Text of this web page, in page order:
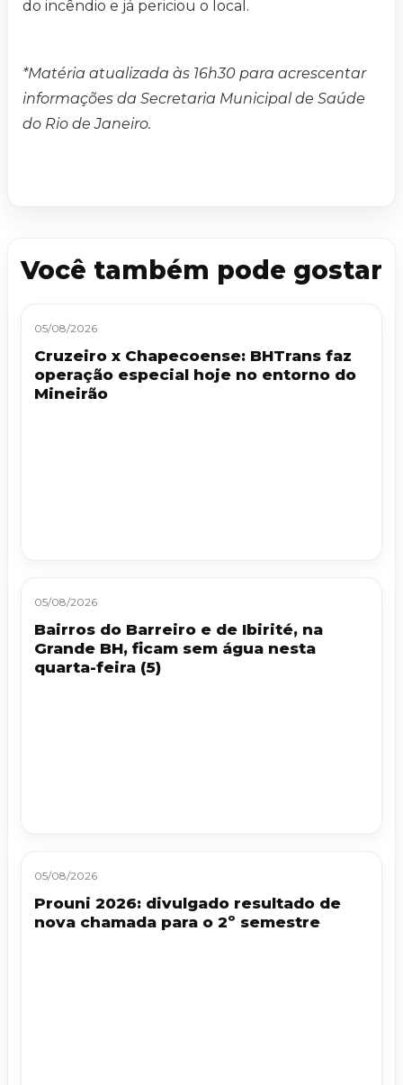
do incêndio e já periciou o local.
*Matéria atualizada às 16h30 para acrescentar
informações da Secretaria Municipal de Saúde
do Rio de Janeiro.
Você também pode gostar
05/08/2026
Cruzeiro x Chapecoense: BHTrans faz
operação especial hoje no entorno do
Mineirão
05/08/2026
Bairros do Barreiro e de Ibirité, na
Grande BH, ficam sem água nesta
quarta-feira (5)
05/08/2026
Prouni 2026: divulgado resultado de
nova chamada para o 2º semestre